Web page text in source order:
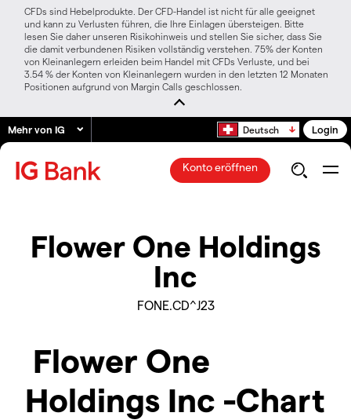
CFDs sind Hebelprodukte. Der CFD-Handel ist nicht für alle geeignet
und kann zu Verlusten führen, die Ihre Einlagen übersteigen. Bitte
lesen Sie daher unseren Risikohinweis und stellen Sie sicher, dass Sie
die damit verbundenen Risiken vollständig verstehen. 75% der Konten
von Kleinanlegern erleiden beim Handel mit CFDs Verluste, und bei
3.54 % der Konten von Kleinanlegern wurden in den letzten 12 Monaten
Positionen aufgrund von Margin Calls geschlossen.
Mehr von IG Deutsch Login
Konto eröffnen
Flower One Holdings
Inc
FONE.CD^J23
Flower One
Holdings Inc -Chart